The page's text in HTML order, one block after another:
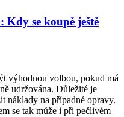
Kdy se koupě ještě
výhodnou volbou, pokud má
udržována. Důležité je
náklady na případné opravy.
se tak může i při pečlivém